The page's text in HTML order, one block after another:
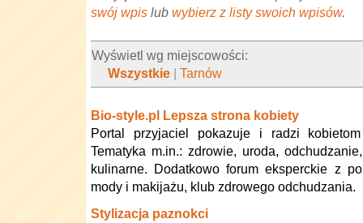
swój wpis lub wybierz z listy swoich wpisów.
Wyświetl wg miejscowości:
Wszystkie |Tarnów
Bio-style.pl Lepsza strona kobiety
Portal przyjaciel pokazuje i radzi
Tematyka m.in.: zdrowie, uroda,
kulinarne. Dodatkowo forum eksperckie z
mody i makijażu, klub zdrowego odchudzania.
Stylizacja paznokci